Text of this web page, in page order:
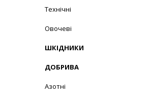
Технічні
Овочеві
ШКІДНИКИ
ДОБРИВА
Азотні